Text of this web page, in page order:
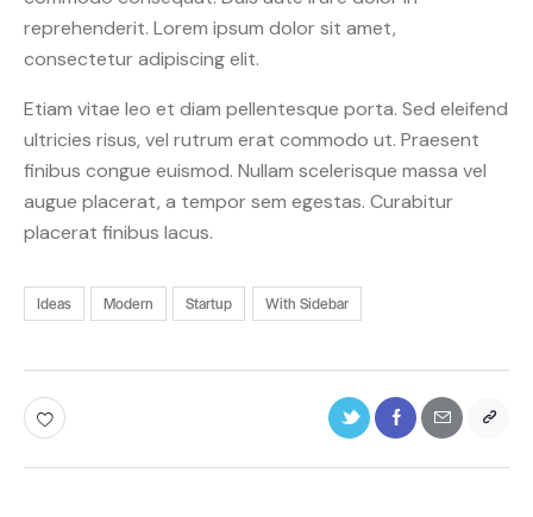
reprehenderit. Lorem ipsum dolor sit amet,
consectetur adipiscing elit.
Etiam vitae leo et diam pellentesque porta. Sed eleifend
ultricies risus, vel rutrum erat commodo ut. Praesent
finibus congue euismod. Nullam scelerisque massa vel
augue placerat, a tempor sem egestas. Curabitur
placerat finibus lacus.
Ideas Modern Startup With Sidebar